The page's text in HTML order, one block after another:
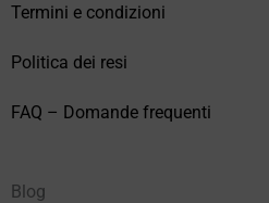
Termini e condizioni
Politica dei resi
FAQ – Domande frequenti
Blog